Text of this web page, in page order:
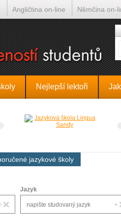
Nejlepší lektoři
jazykové školy
Jazyk
Angličtina on-line Němčina on-